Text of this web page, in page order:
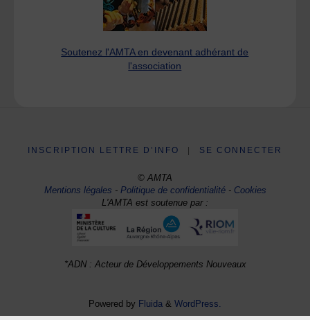
Soutenez l'AMTA en devenant adhérant de
l'association
INSCRIPTION LETTRE D’INFO SE CONNECTER
© AMTA
Mentions légales -Politique de confidentialité- Cookies
L'AMTA est soutenue par :
*ADN : Acteur de Développements Nouveaux
Powered by Fluida & WordPress.